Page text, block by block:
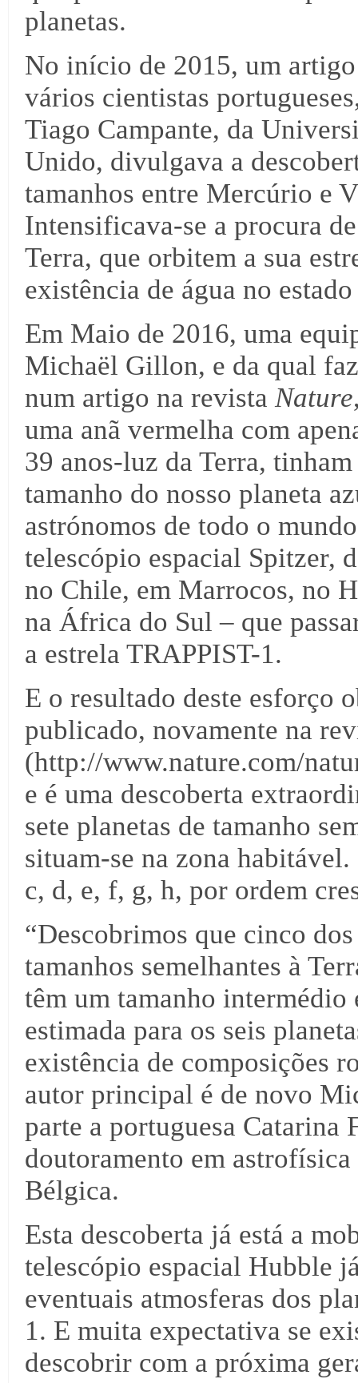
planetas.
No início de 2015, um
vários cientistas
Tiago Campante, da
Unido, divulgava a
tamanhos entre Mercúrio e
Intensificava-se a procura
Terra, que orbitem a sua
existência de água no
Em Maio de 2016, uma
Michaël Gillon, e da qual
num artigo na revistaNature
uma anã vermelha com
39 anos-luz da Terra,
tamanho do nosso planeta
astrónomos de todo o
telescópio espacial Spitzer,
no Chile, em Marrocos, no
na África do Sul – que
a estrela TRAPPIST-1.
E o resultado deste esforço
publicado, novamente na
(http://www.nature.com/
e é uma descoberta
sete planetas de tamanho
situam-se na zona
c, d, e, f, g, h, por ordem
“Descobrimos que cinco
tamanhos semelhantes à
têm um tamanho intermédio
estimada para os seis
existência de composições
autor principal é de novo
parte a portuguesa Catarina
doutoramento em
Bélgica.
Esta descoberta já está a
telescópio espacial Hubble
eventuais atmosferas dos
1. E muita expectativa se
descobrir com a próxima